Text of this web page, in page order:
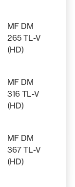
MF DM
265 TL-V
(HD)
MF DM
316 TL-V
(HD)
MF DM
367 TL-V
(HD)